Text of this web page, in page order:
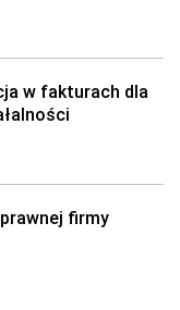
w fakturach dla
firmy